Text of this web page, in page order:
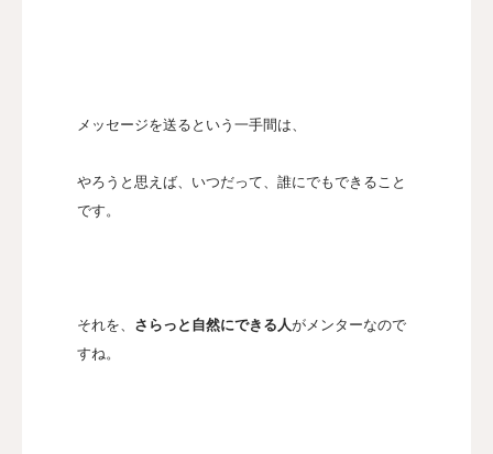
メッセージを送るという一手間は、
やろうと思えば、いつだって、誰にでもできること
です。
それを、 さらっと自然にできる人がメンターなので
すね。